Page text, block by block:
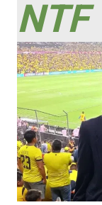
NTF